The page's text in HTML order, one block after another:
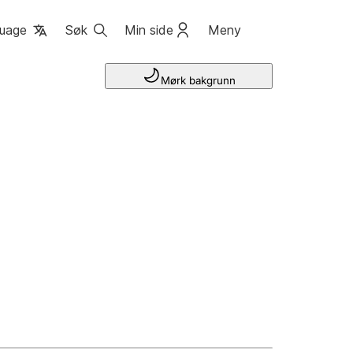
Søk Min side Meny
Mørk bakgrunn